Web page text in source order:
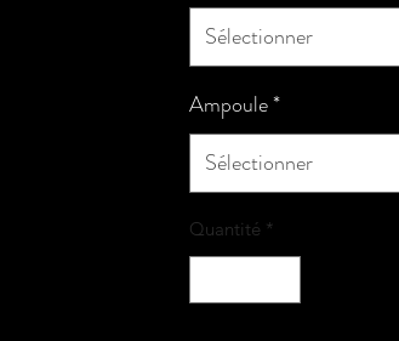
Sélectionner
Ampoule*
Sélectionner
Quantité *